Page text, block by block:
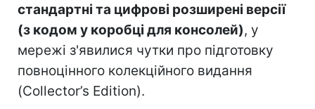
стандартні та цифрові розширені версії
(з кодом у коробці для консолей), у
мережі з'явилися чутки про підготовку
повноцінного колекційного видання
(Collector’s Edition).